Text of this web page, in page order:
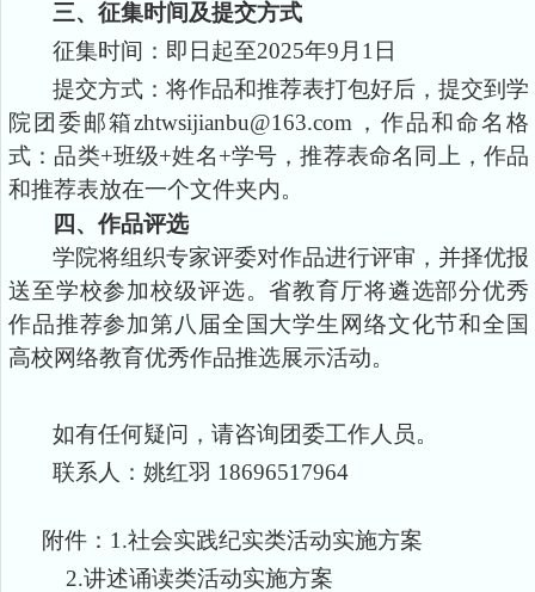
三、征集时间及提交方式
征集时间：即日起至2025年9月 1 日
提交方式：将作品和推荐表打包好后，提交到 学
院团委邮箱zhtwsijianbu@163.com，作品和命名格
式 ： 品类+班级+姓名+学号，推荐表命名同上 ， 作品
和推荐表放在一个文件夹内。
四、作品评选
学院将组织专家评委对作品进行评审，并择优报
送至学校参加校级评选。省教育厅将遴选部分优秀
作品推荐参加第八届全国大学生网络文化节和全国
高校网络教育优秀作品推选展示活动。
如有任何疑问，请咨询团委工作人员。
联系人 ： 姚红羽 18696517964
附件： 1.社会实践纪实类活动实施方案
2.讲述诵读类活动实施方案